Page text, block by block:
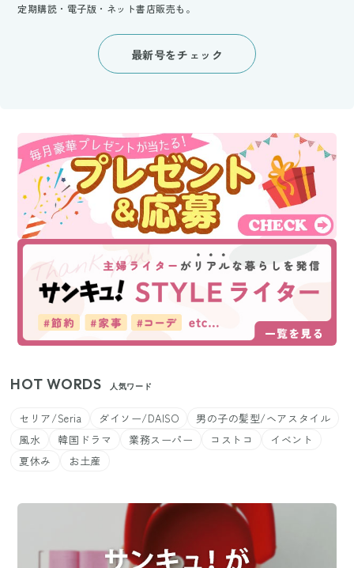
定期購読・電子版・ネット書店販売も。
最新号をチェック
HOT WORDS 人気ワード
セリア/Seria ダイソー/DAISO
男の子の髪型/ヘアスタイル
風水
韓国ドラマ 業務スーパー コストコ
イベント
夏休み
お土産